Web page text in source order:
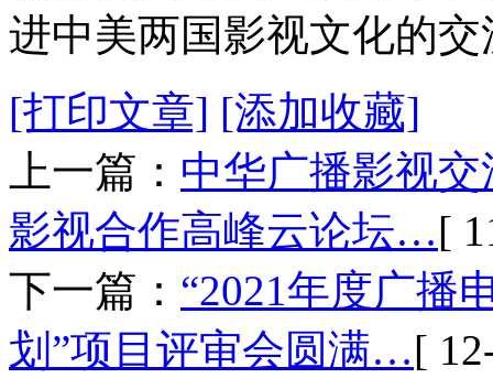
进中美两国影视文化的
[打印文章] [添加收藏]
上一篇： 中华广播影视
影视合作高峰云论坛…[
下一篇： “2021年度广播
划”项目评审会圆满…[